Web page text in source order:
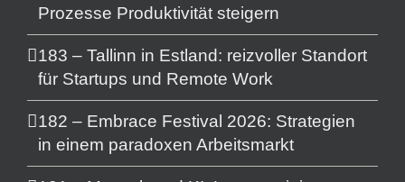
Prozesse Produktivität steigern
183 – Tallinn in Estland: reizvoller Standort
für Startups und Remote Work
182 – Embrace Festival 2026: Strategien
in einem paradoxen Arbeitsmarkt